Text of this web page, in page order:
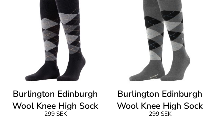
Burlington Edinburgh
Wool Knee High Sock
299 SEK
Burlington Edinburgh
Wool Knee High Sock
299 SEK